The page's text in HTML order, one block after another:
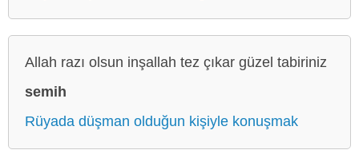
Allah razı olsun inşallah tez çıkar güzel tabiriniz
semih
Rüyada düşman olduğun kişiyle konuşmak